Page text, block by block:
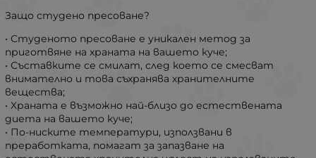
Защо студено пресоване?
• Студеното пресоване е уникален метод за
приготвяне на храната на вашето куче;
• Съставките се смилат, след което се смесват
внимателно и това съхранява хранителните
вещества;
• Храната е възможно най-близо до естествената
диета на вашето куче;
• По-ниските температури, използвани в
преработката, помагат за запазване на